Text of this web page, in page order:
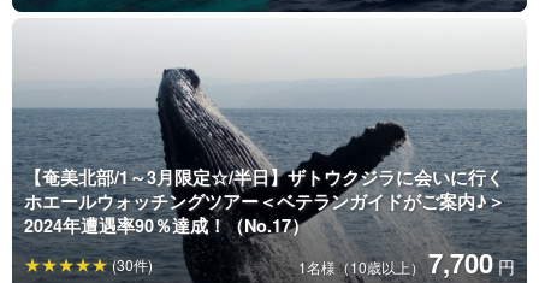
【奄美北部/1～3月限定☆/半日】ザトウクジラに会いに行く
ホエールウォッチングツアー＜ベテランガイドがご案内♪＞
2024年遭遇率90％達成！（No.17）
1名様（10歳以上） 7,700 円
(30件)